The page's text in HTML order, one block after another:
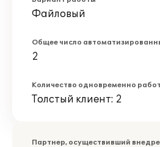
Файловый
Общее число
2
Количество одновременно
Толстый клиент: 2
Партнер, осуществивший